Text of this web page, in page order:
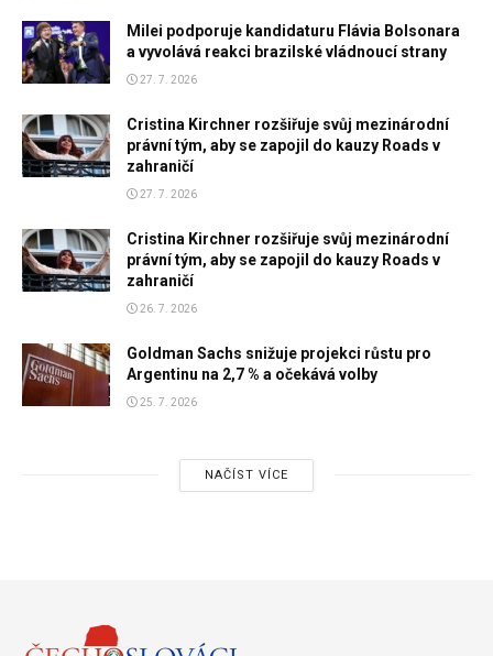
Milei podporuje kandidaturu Flávia Bolsonara
a vyvolává reakci brazilské vládnoucí strany
27. 7. 2026
Cristina Kirchner rozšiřuje svůj mezinárodní
právní tým, aby se zapojil do kauzy Roads v
zahraničí
27. 7. 2026
Cristina Kirchner rozšiřuje svůj mezinárodní
právní tým, aby se zapojil do kauzy Roads v
zahraničí
26. 7. 2026
Goldman Sachs snižuje projekci růstu pro
Argentinu na 2,7 % a očekává volby
25. 7. 2026
NAČÍST VÍCE